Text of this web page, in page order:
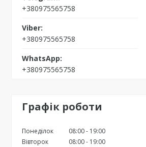
+380975565758
+380975565758
+380975565758
Графік роботи
Понеділок 08:00
19:00
Вівторок
08:00
19:00